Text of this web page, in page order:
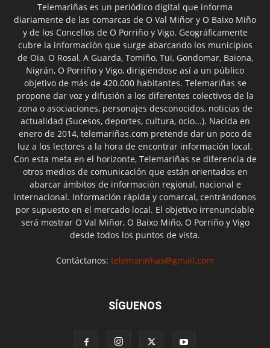
Telemariñas es un periódico digital que informa
diariamente de las comarcas de O Val Miñor y O Baixo Miño
y de los Concellos de O Porriño y Vigo. Geográficamente
cubre la información que surge abarcando los municipios
de Oia, O Rosal, A Guarda, Tomiño, Tui, Gondomar, Baiona,
Nigrán, O Porriño y Vigo, dirigiéndose así a un público
objetivo de más de 420.000 habitantes. Telemariñas se
propone dar voz y difusión a los diferentes colectivos de la
zona o asociaciones, personajes desconocidos, noticias de
actualidad (Sucesos, deportes, cultura, ocio...). Nacida en
enero de 2014, telemariñas.com pretende dar un poco de
luz a los lectores a la hora de encontrar información local.
Con esta meta en el horizonte, Telemariñas se diferencia de
otros medios de comunicación que están orientados en
abarcar ámbitos de información regional, nacional e
internacional. Información rápida y comarcal, centrándonos
por supuesto en el mercado local. El objetivo irrenunciable
será mostrar O Val Miñor, O Baixo Miño, O Porriño y Vigo
desde todos los puntos de vista.
Contáctanos: telemarinhas@gmail.com
SÍGUENOS